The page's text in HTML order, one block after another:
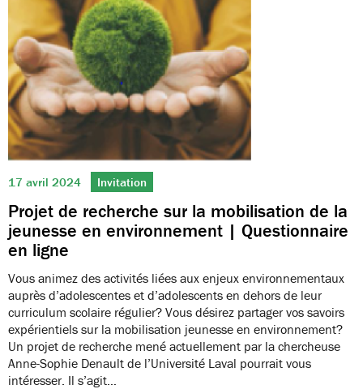
17 avril 2024 Invitation
Projet de recherche sur la mobilisation de la
jeunesse en environnement | Questionnaire
en ligne
Vous animez des activités liées aux enjeux environnementaux
auprès d’adolescentes et d’adolescents en dehors de leur
curriculum scolaire régulier? Vous désirez partager vos savoirs
expérientiels sur la mobilisation jeunesse en environnement?
Un projet de recherche mené actuellement par la chercheuse
Anne-Sophie Denault de l’Université Laval pourrait vous
intéresser. Il s’agit…